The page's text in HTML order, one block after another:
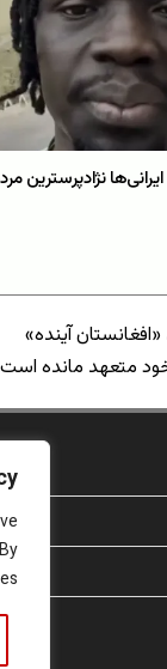
نژادپرسترین
آینده»
خود متعهد مانده